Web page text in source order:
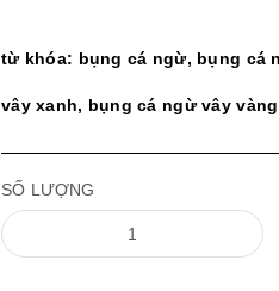
từ khóa: bụng cá ngừ, bụng cá
vây xanh, bụng cá ngừ vây vàng
SỐ LƯỢNG